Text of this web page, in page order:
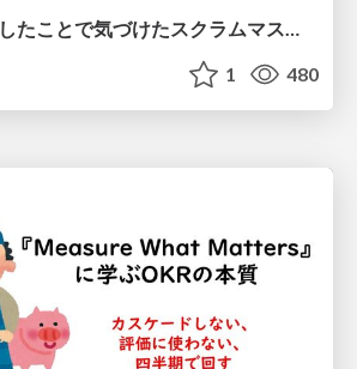
こだわりを手放したことで気づけたスクラムマスターとしての振る舞い
1 480